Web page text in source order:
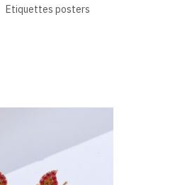
Etiquettes posters